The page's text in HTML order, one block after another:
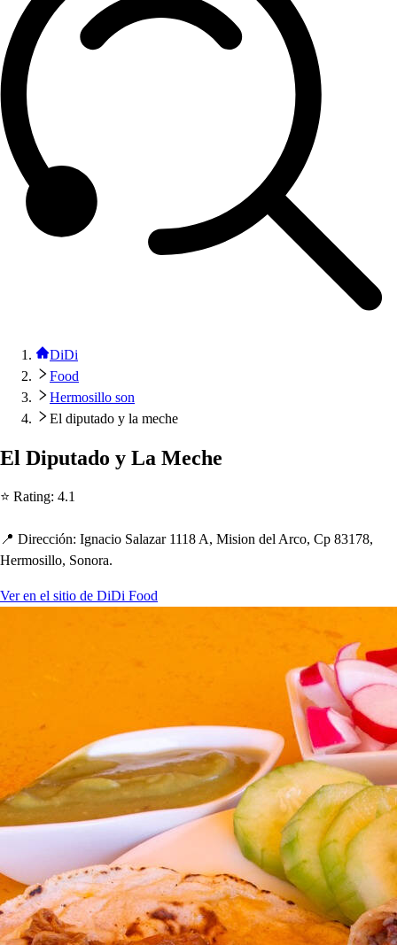
DiDi
Food
Hermosillo son
El diputado y la meche
El Diputado y La Meche
⭐ Rating: 4.1
📍 Dirección: Ignacio Salazar 1118 A, Mision del Arco, Cp 83178,
Hermosillo, Sonora.
Ver en el sitio de DiDi Food